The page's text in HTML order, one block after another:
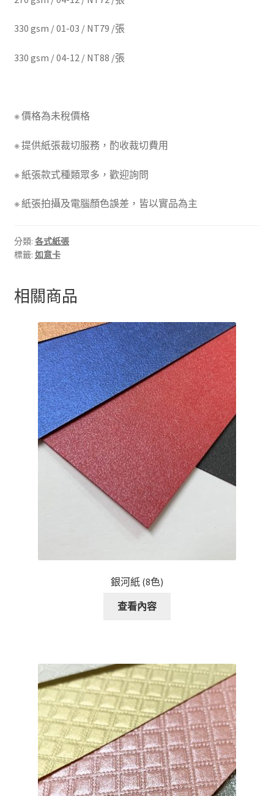
330 gsm / 01-03 / NT79 /張
330 gsm / 04-12 / NT88 /張
※ 價格為未稅價格
※ 提供紙張裁切服務，酌收裁切費用
※ 紙張款式種類眾多，歡迎詢問
※ 紙張拍攝及電腦顏色誤差，皆以實品為主
分類: 各式紙張
標籤: 如意卡
相關商品
銀河紙 (8色)
查看內容